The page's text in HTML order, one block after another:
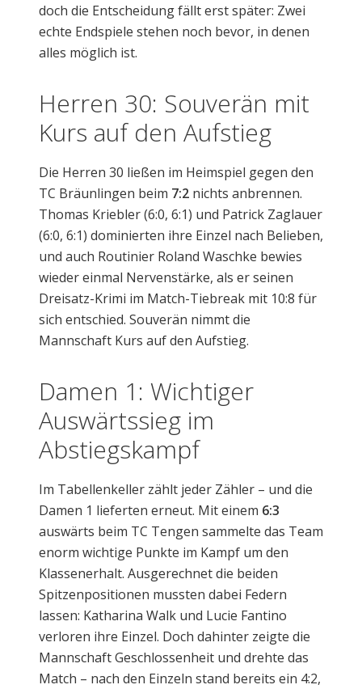
doch die Entscheidung fällt erst später: Zwei
echte Endspiele stehen noch bevor, in denen
alles möglich ist.
Herren 30: Souverän mit
Kurs auf den Aufstieg
Die Herren 30 ließen im Heimspiel gegen den
TC Bräunlingen beim 7:2 nichts anbrennen.
Thomas Kriebler (6:0, 6:1) und Patrick Zaglauer
(6:0, 6:1) dominierten ihre Einzel nach Belieben,
und auch Routinier Roland Waschke bewies
wieder einmal Nervenstärke, als er seinen
Dreisatz-Krimi im Match-Tiebreak mit 10:8 für
sich entschied. Souverän nimmt die
Mannschaft Kurs auf den Aufstieg.
Damen 1: Wichtiger
Auswärtssieg im
Abstiegskampf
Im Tabellenkeller zählt jeder Zähler – und die
Damen 1 lieferten erneut. Mit einem 6:3
auswärts beim TC Tengen sammelte das Team
enorm wichtige Punkte im Kampf um den
Klassenerhalt. Ausgerechnet die beiden
Spitzenpositionen mussten dabei Federn
lassen: Katharina Walk und Lucie Fantino
verloren ihre Einzel. Doch dahinter zeigte die
Mannschaft Geschlossenheit und drehte das
Match – nach den Einzeln stand bereits ein 4:2,